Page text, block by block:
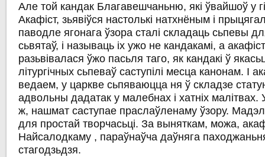
Але той кандак Благавешчаньню, які ўвайшоў у
Акафіст, зьявіўся настолькі натхнёным і
паводле ягонага ўзора сталі складаць сьпевы
сьвятаў, і называць іх ужо не кандакамі, а
разьвівалася ўжо пасьля таго, як кандакі ў
літургічных сьпеваў саступілі месца канонам. І
ведаем, у царкве сьпяваюцца ня ў складзе
адвольны дадатак у малебнах і хатніх малітвах.
ж, нашмат саступае праслаўленаму ўзору.
для простай творчасьці. За выняткам, можа,
Найсалодкаму , параўнаўча даўняга
стагодзьдзя.